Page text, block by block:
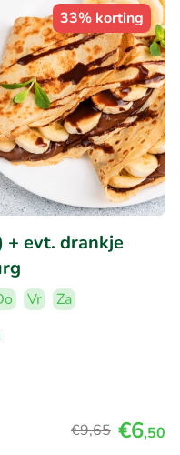
33% korting
+ evt. drankje
Vr
Za
€9,65 €6,50